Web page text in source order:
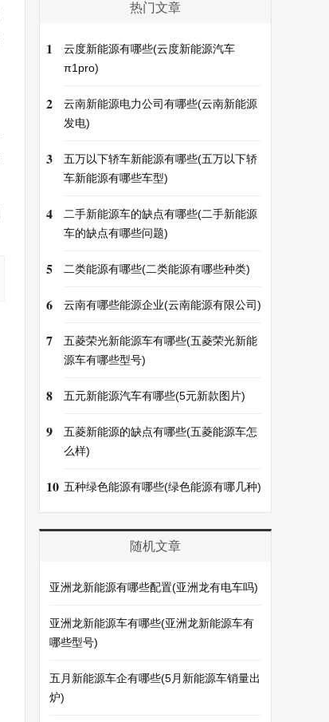
热门文章
1
云度新能源有哪些(云度新能源汽车
π1pro)
2
云南新能源电力公司有哪些(云南新能源
发电)
3
五万以下轿车新能源有哪些(五万以下轿
车新能源有哪些车型)
4
二手新能源车的缺点有哪些(二手新能源
车的缺点有哪些问题)
5 二类能源有哪些(二类能源有哪些种类)
6 云南有哪些能源企业(云南能源有限公司)
7
五菱荣光新能源车有哪些(五菱荣光新能
源车有哪些型号)
8 五元新能源汽车有哪些(5元新款图片)
9
五菱新能源的缺点有哪些(五菱能源车怎
么样)
10 五种绿色能源有哪些(绿色能源有哪几种)
随机文章
亚洲龙新能源有哪些配置(亚洲龙有电车吗)
亚洲龙新能源车有哪些(亚洲龙新能源车有
哪些型号)
五月新能源车企有哪些(5月新能源车销量出
炉)